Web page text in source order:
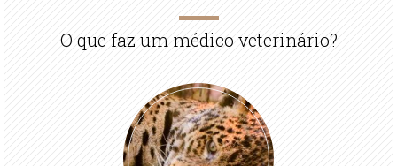
O que faz um médico veterinário?